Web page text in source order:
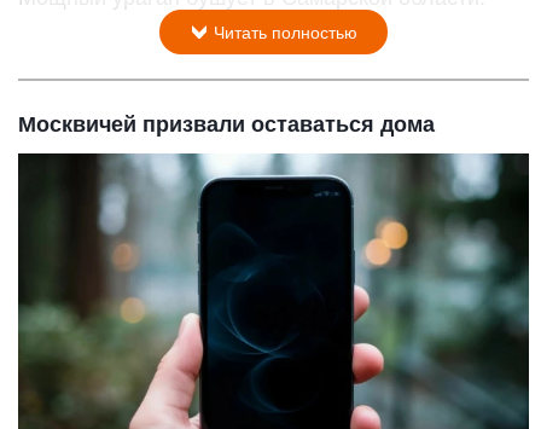
Читать полностью
Москвичей призвали оставаться дома